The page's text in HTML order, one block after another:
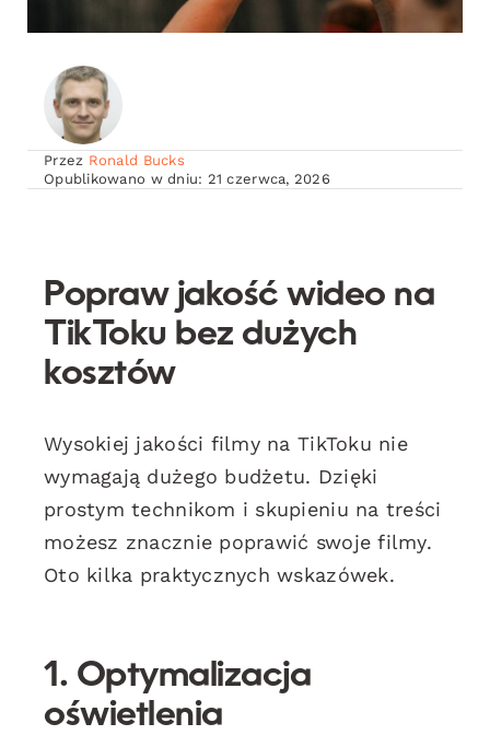
Przez Ronald Bucks
Opublikowano w dniu: 21 czerwca, 2026
Popraw jakość wideo na
TikToku bez dużych
kosztów
Wysokiej jakości filmy na TikToku nie
wymagają dużego budżetu. Dzięki
prostym technikom i skupieniu na treści
możesz znacznie poprawić swoje filmy.
Oto kilka praktycznych wskazówek.
1. Optymalizacja
oświetlenia